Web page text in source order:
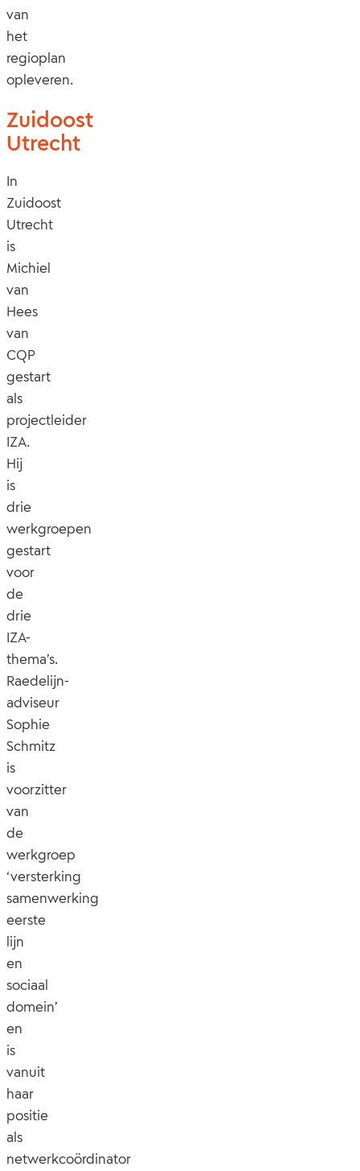
van
het
regioplan
opleveren.
Zuidoost
Utrecht
In
Zuidoost
Utrecht
is
Michiel
van
Hees
van
CQP
gestart
als
projectleider
IZA.
Hij
is
drie
werkgroepen
gestart
voor
de
drie
IZA-
thema’s.
Raedelijn-
adviseur
Sophie
Schmitz
is
voorzitter
van
de
werkgroep
‘versterking
samenwerking
eerste
lijn
en
sociaal
domein’
en
is
vanuit
haar
positie
als
netwerkcoördinator